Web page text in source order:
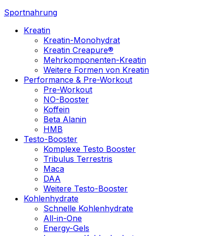
Sportnahrung
Kreatin
Kreatin-Monohydrat
Kreatin Creapure®
Mehrkomponenten-Kreatin
Weitere Formen von Kreatin
Performance & Pre-Workout
Pre-Workout
NO-Booster
Koffein
Beta Alanin
HMB
Testo-Booster
Komplexe Testo Booster
Tribulus Terrestris
Maca
DAA
Weitere Testo-Booster
Kohlenhydrate
Schnelle Kohlenhydrate
All-in-One
Energy-Gels